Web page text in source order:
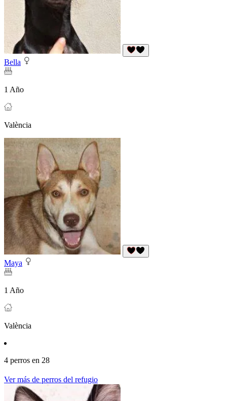
Bella
1 Año
València
Maya
1 Año
València
4 perros en 28
Ver más de perros del refugio